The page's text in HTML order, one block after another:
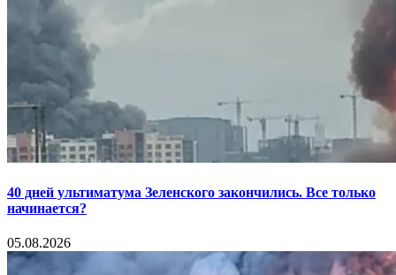
40 дней ультиматума Зеленского закончились. Все только
начинается?
05.08.2026